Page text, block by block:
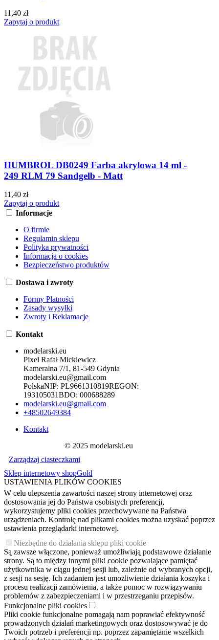
11,40 zł
Zapytaj o produkt
HUMBROL DB0249 Farba akrylowa 14 ml -
249 RLM 79 Sandgelb - Matt
11,40 zł
Zapytaj o produkt
Informacje
O firmie
Regulamin sklepu
Polityka prywatności
Informacja o cookies
Bezpieczeństwo produktów
Dostawa i zwroty
Formy Płatności
Zasady wysyłki
Zwroty i Reklamacje
Kontakt
modelarski.eu
Pixel Rafał Mickiewicz
Kameralna 7/1, 81-549 Gdynia
modelarski.eu@gmail.com
PolskaNIP: PL9661310819REGON:
193105031BDO: 000688289
modelarski.eu@gmail.com
+48502649384
Kontakt
© 2025 modelarski.eu
Zarządzaj ciasteczkami
Sklep internetowy shopGold
USTAWIENIA PLIKÓW COOKIES
W celu ulepszenia zawartości naszej strony internetowej oraz
dostosowania jej do Państwa osobistych preferencji,
wykorzystujemy pliki cookies przechowywane na Państwa
urządzeniach. Kontrolę nad plikami cookies można uzyskać poprzez
ustawienia przeglądarki internetowej.
Niezbędne do działania sklepu pliki cookie
Są zawsze włączone, ponieważ umożliwiają podstawowe działanie
strony. Są to między innymi pliki cookie pozwalające pamiętać
użytkownika w ciągu jednej sesji lub, zależnie od wybranych opcji,
z sesji na sesję. Ich zadaniem jest umożliwienie działania koszyka i
procesu realizacji zamówienia, a także pomoc w rozwiązywaniu
problemów z zabezpieczeniami i w przestrzeganiu przepisów.
Funkcjonalne pliki cookies
Pliki cookie funkcjonalne pomagają nam poprawiać efektywność
prowadzonych działań marketingowych oraz dostosowywać je do
Twoich potrzeb i preferencji np. poprzez zapamiętanie wszelkich